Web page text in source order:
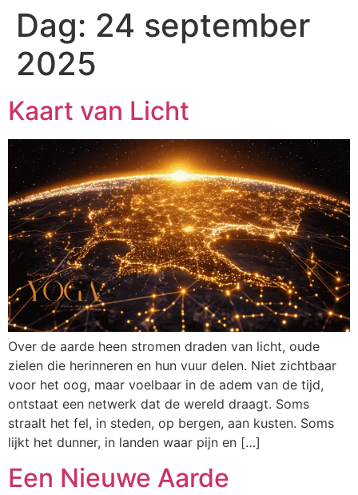
Dag: 24 september
2025
Kaart van Licht
Over de aarde heen stromen draden van licht, oude
zielen die herinneren en hun vuur delen. Niet zichtbaar
voor het oog, maar voelbaar in de adem van de tijd,
ontstaat een netwerk dat de wereld draagt. Soms
straalt het fel, in steden, op bergen, aan kusten. Soms
lijkt het dunner, in landen waar pijn en […]
Een Nieuwe Aarde